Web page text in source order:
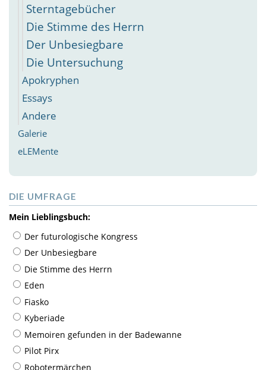
Sterntagebücher
Die Stimme des Herrn
Der Unbesiegbare
Die Untersuchung
Apokryphen
Essays
Andere
Galerie
eLEMente
DIE UMFRAGE
Mein Lieblingsbuch:
Der futurologische Kongress
Der Unbesiegbare
Die Stimme des Herrn
Eden
Fiasko
Kyberiade
Memoiren gefunden in der Badewanne
Pilot Pirx
Robotermärchen